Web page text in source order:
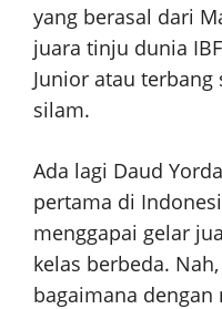
yang berasal dari
juara tinju dunia
Junior atau
silam.
Ada lagi Daud
pertama di
menggapai gelar
kelas berbeda.
bagaimana